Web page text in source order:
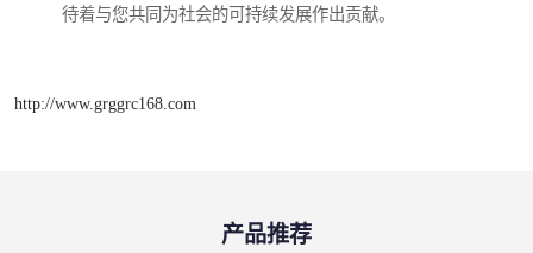
待着与您共同为社会的可持续发展作出贡献。
http://www.grggrc168.com
产品推荐